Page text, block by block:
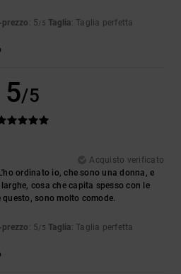
: 5/5 Taglia: Taglia perfetta
5/5
Acquisto verificato
ordinato io, che sono una donna, e
cosa che capita spesso con le
sono molto comode.
: 5/5 Taglia: Taglia perfetta